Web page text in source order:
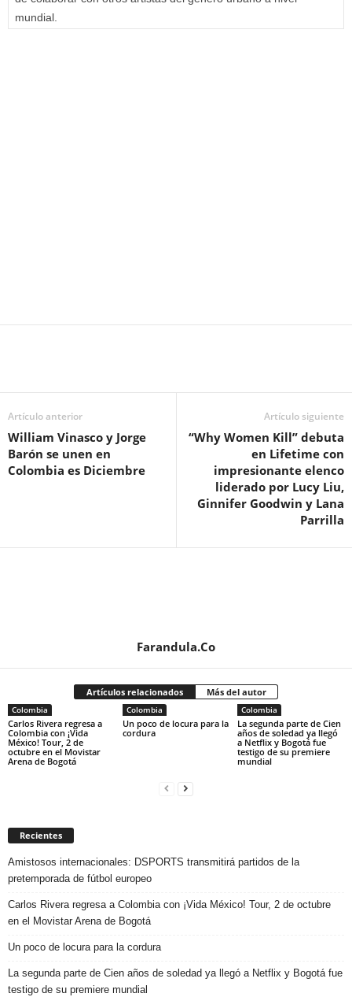
mundial.
Artículo anterior
William Vinasco y Jorge
Barón se unen en
Colombia es Diciembre
Artículo siguiente
“Why Women Kill” debuta
en Lifetime con
impresionante elenco
liderado por Lucy Liu,
Ginnifer Goodwin y Lana
Parrilla
Farandula.Co
Artículos relacionados Más del autor
Colombia
Carlos Rivera regresa a
Colombia con ¡Vida
México! Tour, 2 de
octubre en el Movistar
Arena de Bogotá
Colombia
Un poco de locura para la
cordura
Colombia
La segunda parte de Cien
años de soledad ya llegó
a Netflix y Bogotá fue
testigo de su premiere
mundial
Recientes
Amistosos internacionales: DSPORTS transmitirá partidos de la
pretemporada de fútbol europeo
Carlos Rivera regresa a Colombia con ¡Vida México! Tour, 2 de octubre
en el Movistar Arena de Bogotá
Un poco de locura para la cordura
La segunda parte de Cien años de soledad ya llegó a Netflix y Bogotá fue
testigo de su premiere mundial